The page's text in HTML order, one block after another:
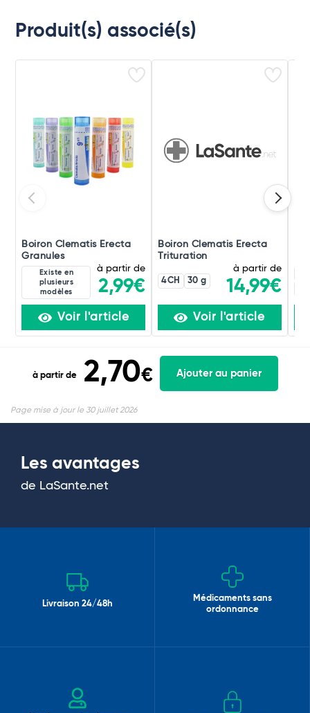
Produit(s) associé(s)
Boiron Clematis Erecta
Granules
Existe en
plusieurs
modèles
à partir de
2,99€
Voir l'article
Boiron Clematis Erecta
Trituration
4CH 30 g
à partir de
14,99€
Voir l'article
à partir de 2,70€ Ajouter au panier
Page mise à jour le 30 juillet 2026
Les avantages
de LaSante.net
Livraison 24/48h
Médicaments sans
ordonnance